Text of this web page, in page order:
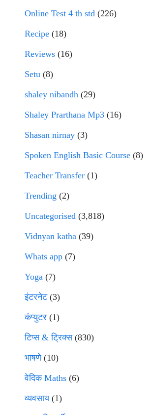
Online Test 4 th std (226)
Recipe (18)
Reviews (16)
Setu (8)
shaley nibandh (29)
Shaley Prarthana Mp3 (16)
Shasan nirnay (3)
Spoken English Basic Course (8)
Teacher Transfer (1)
Trending (2)
Uncategorised (3,818)
Vidnyan katha (39)
Whats app (7)
Yoga (7)
इंटरनेट(3)
कंप्युटर (1)
टिप्स & ट्रिक्स(830)
भाषणे(10)
वेदिक Maths (6)
व्यवसाय(1)